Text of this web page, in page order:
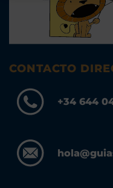
CONTACTO
+34 644